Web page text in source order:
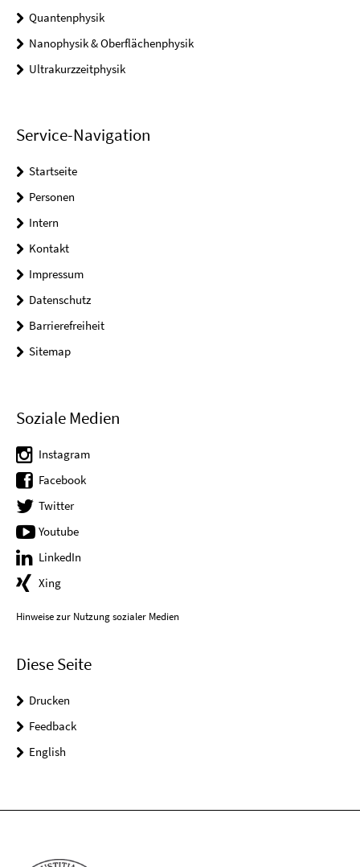
Quantenphysik
Nanophysik & Oberflächenphysik
Ultrakurzzeitphysik
Service-Navigation
Startseite
Personen
Intern
Kontakt
Impressum
Datenschutz
Barrierefreiheit
Sitemap
Soziale Medien
Instagram
Facebook
Twitter
Youtube
LinkedIn
Xing
Hinweise zur Nutzung sozialer Medien
Diese Seite
Drucken
Feedback
English